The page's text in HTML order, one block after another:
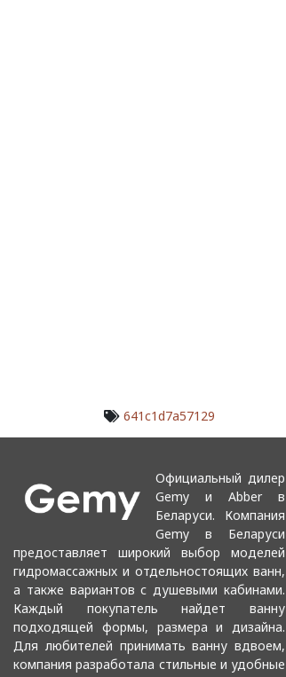
641c1d7a57129
Официальный дилер
Gemy и Abber в
Беларуси. Компания
Gemy в Беларуси
предоставляет широкий выбор моделей
гидромассажных и отдельностоящих ванн,
а также вариантов с душевыми кабинами.
Каждый покупатель найдет ванну
подходящей формы, размера и дизайна.
Для любителей принимать ванну вдвоем,
компания разработала стильные и удобные